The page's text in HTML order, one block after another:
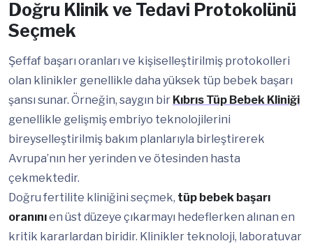
Doğru Klinik ve Tedavi Protokolünü
Seçmek
Şeffaf başarı oranları ve kişiselleştirilmiş protokolleri
olan klinikler genellikle daha yüksek tüp bebek başarı
şansı sunar. Örneğin, saygın bir Kıbrıs Tüp Bebek Kliniği
genellikle gelişmiş embriyo teknolojilerini
bireyselleştirilmiş bakım planlarıyla birleştirerek
Avrupa’nın her yerinden ve ötesinden hasta
çekmektedir.
Doğru fertilite kliniğini seçmek, tüp bebek başarı
oranınıen üst düzeye çıkarmayı hedeflerken alınan en
kritik kararlardan biridir. Klinikler teknoloji, laboratuvar